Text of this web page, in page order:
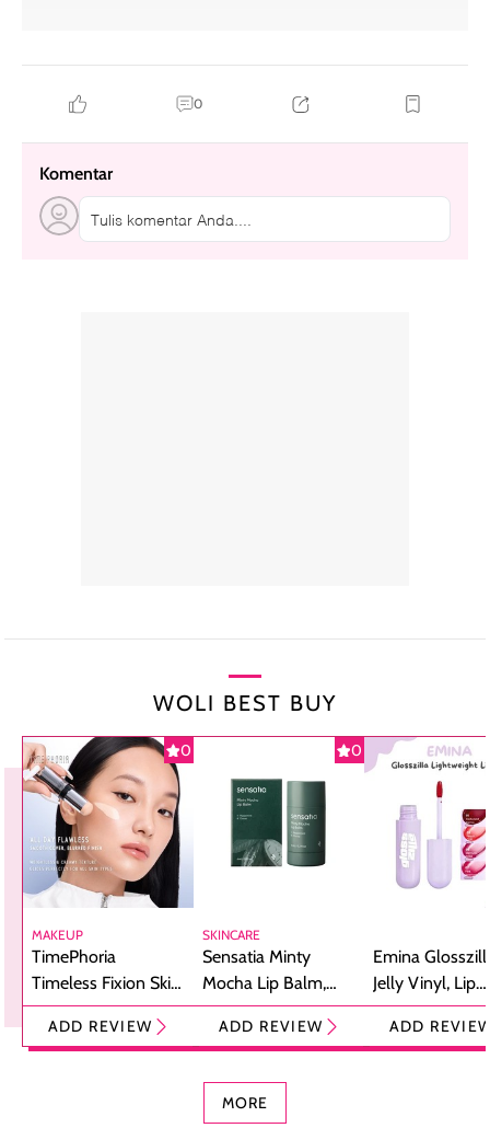
0
Komentar
Tulis komentar Anda....
WOLI BEST BUY
0
MAKEUP
TimePhoria
Timeless Fixion Skin
Tint Stick,
Foundation dan
ADD REVIEW
0
SKINCARE
Sensatia Minty
Mocha Lip Balm,
Pelembap Bibir
dengan Aroma
ADD REVIEW
Emina
Jelly Vinyl, Lip
Cream Glossy
Ringan
ADD
MORE